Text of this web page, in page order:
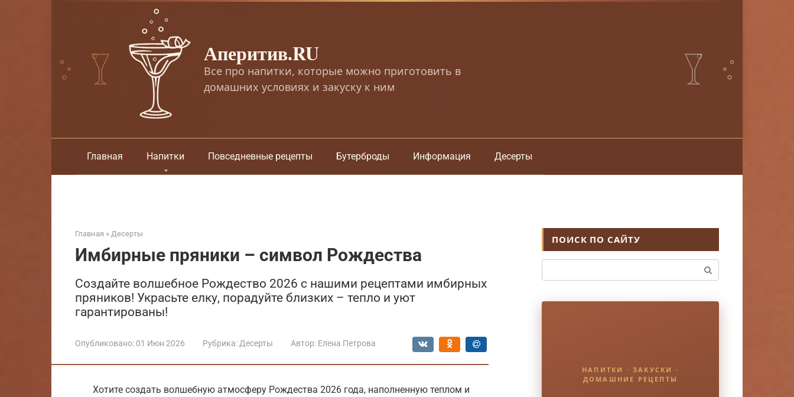
Аперитив.RU
Все про напитки, которые можно приготовить в
домашних условиях и закуску к ним
Главная Напитки Повседневные рецепты Бутерброды Информация Десерты
Главная » Десерты
Имбирные пряники – символ Рождества
Создайте волшебное Рождество 2026 с нашими рецептами имбирных
пряников! Украсьте елку, порадуйте близких – тепло и уют
гарантированы!
Опубликовано: 01 Июн 2026 Рубрика: Десерты Автор: Елена Петрова
Хотите создать волшебную атмосферу Рождества 2026 года, наполненную теплом и
ПОИСК ПО САЙТУ
НАПИТКИ · ЗАКУСКИ ·
ДОМАШНИЕ РЕЦЕПТЫ